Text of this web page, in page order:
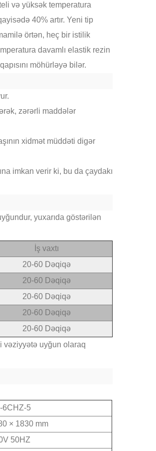
və yüksək temperatura
40% artır. Yeni tip
örtən, heç bir istilik
davamlı elastik rezin
möhürləyə bilər.
zərərli maddələr
xidmət müddəti digər
imkan verir ki, bu da çaydakı
yuxarıda göstərilən
İş vaxtı
20-60 Dəqiqə
20-60 Dəqiqə
20-60 Dəqiqə
20-60 Dəqiqə
20-60 Dəqiqə
vəziyyətə uyğun olaraq
6CHZ-5
× 1830 mm
50HZ